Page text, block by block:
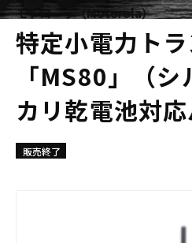
モトローラ（Motorola）
特定小電力ト
「MS80」（
カリ乾電池対
販売終了